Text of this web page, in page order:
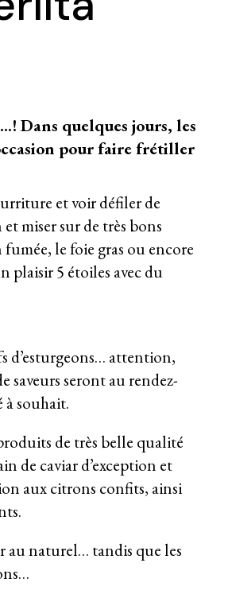
Dans quelques jours, les
pour faire frétiller
et voir défiler de
miser sur de très bons
le foie gras ou encore
plaisir 5 étoiles avec du
d’esturgeons… attention,
saveurs seront au rendez-
à souhait.
de très belle qualité
de caviar d’exception et
aux citrons confits, ainsi
au naturel… tandis que les